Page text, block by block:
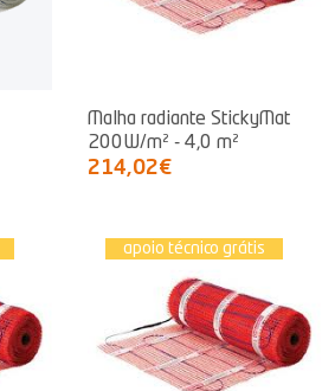
Malha radiante StickyMat
200W/m² - 4,0 m²
214,02€
apoio técnico grátis